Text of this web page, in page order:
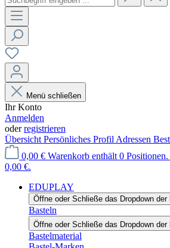
GÜNSTIGER VERSAND
STARK REDUZIERTE ARTIKEL
GÜNSTIGER VERSAND
Menü schließen
Ihr Konto
Anmelden
oderregistrieren
Übersicht Persönliches Profil Adressen
0,00 € Warenkorb enthält 0
0,00 €.
EDUPLAY
Öffne oder Schließe das Dropdown der
Basteln
Öffne oder Schließe das Dropdown
Bastelmaterial